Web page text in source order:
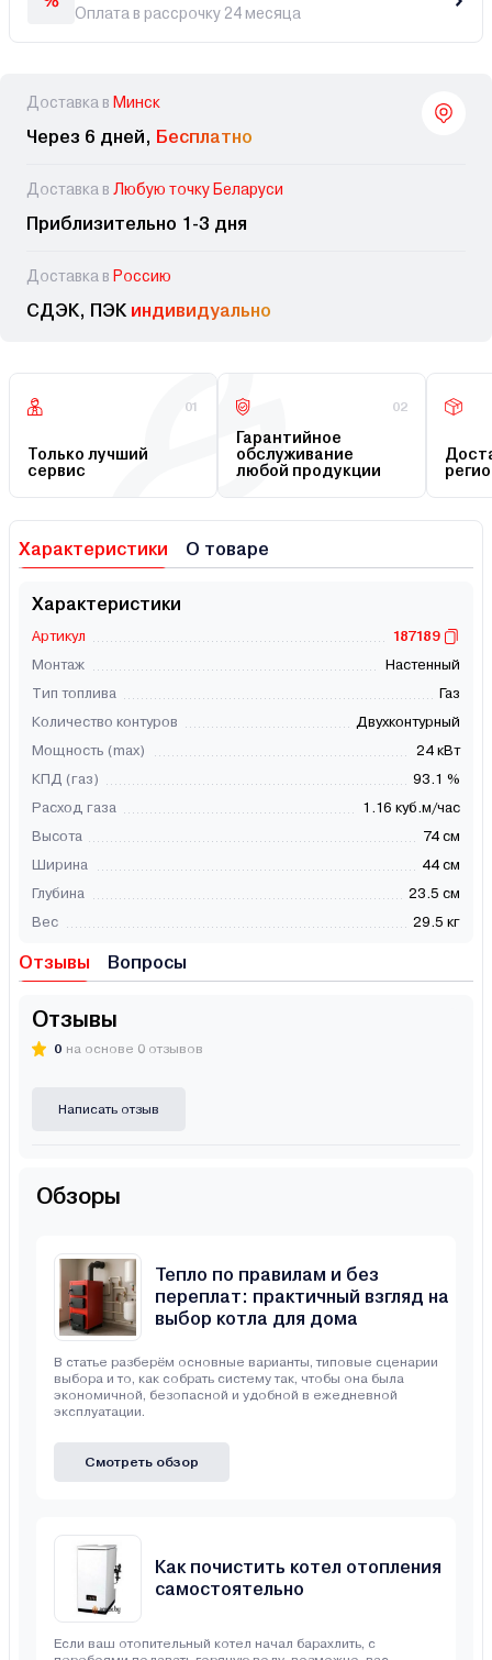
Оплата в рассрочку 24 месяца
Доставка в Минск
Через 6 дней, Бесплатно
Доставка в Любую точку Беларуси
Приблизительно 1-3 дня
Доставка в Россию
СДЭК, ПЭК индивидуально
01
Только лучший
сервис
02
Гарантийное
обслуживание
любой продукции
Характеристики О товаре
Характеристики
Артикул
187189
Монтаж
Настенный
Тип топлива
Газ
Количество контуров
Двухконтурный
Мощность (max)
24 кВт
КПД (газ)
93.1 %
Расход газа
1.16 куб.м/час
Высота
74 см
Ширина
44 см
Глубина
23.5 см
Вес
29.5 кг
Отзывы Вопросы
Отзывы
0 на основе 0 отзывов
Написать отзыв
Обзоры
Тепло по правилам и без
переплат: практичный взгляд на
выбор котла для дома
В статье разберём основные варианты, типовые сценарии
выбора и то, как собрать систему так, чтобы она была
экономичной, безопасной и удобной в ежедневной
эксплуатации.
Смотреть обзор
Как почистить котел отопления
самостоятельно
Если ваш отопительный котел начал барахлить, с